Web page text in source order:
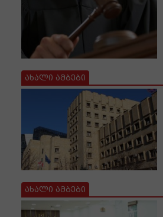
ახალი ამბები
ახალი ამბები